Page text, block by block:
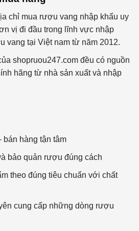
chỉ mua rượu vang nhập khẩu uy
vị đi đầu trong lĩnh vực nhập
vang tại Việt nam từ năm 2012.
shopruou247.com đều có nguồn
hãng từ nhà sản xuất và nhập
bán hàng tận tâm
bảo quản rượu đúng cách
theo đúng tiêu chuẩn với chất
cung cấp những dòng rượu